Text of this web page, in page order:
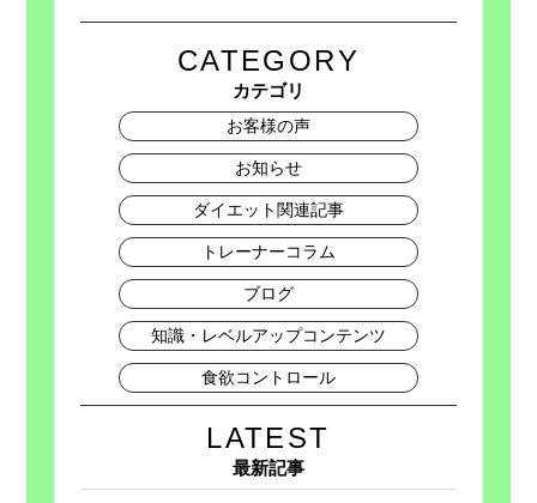
CATEGORY
カテゴリ
お客様の声
お知らせ
ダイエット関連記事
トレーナーコラム
ブログ
知識・レベルアップコンテンツ
食欲コントロール
LATEST
最新記事